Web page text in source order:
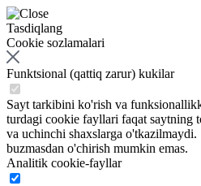
Tasdiqlang
Cookie sozlamalari
Funktsional (qattiq zarur) kukilar
Sayt tarkibini ko'rish va
turdagi cookie fayllari faqat saytning
va uchinchi shaxslarga o'tkazilmaydi.
buzmasdan o'chirish mumkin emas.
Analitik cookie-fayllar